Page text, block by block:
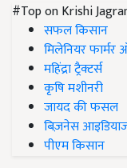
#Top on Krishi
सफल किसान
मिलेनियर फार्मर
महिंद्रा ट्रैक्टर्स
कृषि मशीनरी
जायद की फसल
बिज़नेस
पीएम किसान